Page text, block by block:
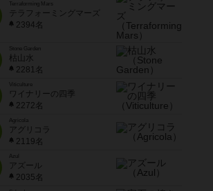
Terraforming Mars
テラフォーミングマーズ
2394名
Stone Garden
枯山水
2281名
Viticulture
ワイナリーの四季
2272名
Agricola
アグリコラ
2119名
Azul
アズール
2035名